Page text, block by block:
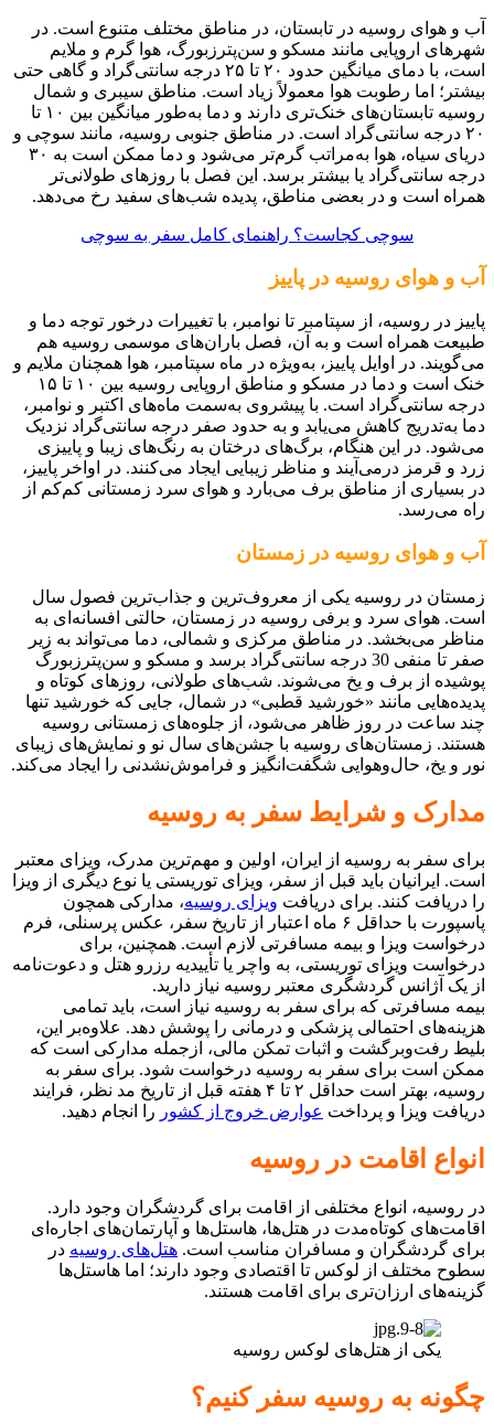
آب و هوای روسیه در تابستان، در مناطق مختلف متنوع است. در
شهرهای اروپایی مانند مسکو و سن‌پترزبورگ، هوا گرم و ملایم
است، با دمای میانگین حدود ۲۰ تا ۲۵ درجه سانتی‌گراد و گاهی حتی
بیشتر؛ اما رطوبت هوا معمولاً زیاد است. مناطق سیبری و شمال
روسیه تابستان‌های خنک‌تری دارند و دما به‌طور میانگین بین ۱۰ تا
۲۰ درجه سانتی‌گراد است. در مناطق جنوبی روسیه، مانند سوچی و
دریای سیاه، هوا به‌مراتب گرم‌تر می‌شود و دما ممکن است به ۳۰
درجه سانتی‌گراد یا بیشتر برسد. این فصل با روزهای طولانی‌تر
همراه است و در بعضی مناطق، پدیده شب‌های سفید رخ می‌دهد.
سوچی کجاست؟ راهنمای کامل سفر به سوچی
آب و هوای روسیه در پاییز
پاییز در روسیه، از سپتامبر تا نوامبر، با تغییرات درخور توجه دما و
طبیعت همراه است و به آن، فصل باران‌های موسمی روسیه هم
می‌گویند. در اوایل پاییز، به‌ویژه در ماه سپتامبر، هوا همچنان ملایم و
خنک است و دما در مسکو و مناطق اروپایی روسیه بین ۱۰ تا ۱۵
درجه سانتی‌گراد است. با پیشروی به‌سمت ماه‌های اکتبر و نوامبر،
دما به‌تدریج کاهش می‌یابد و به حدود صفر درجه سانتی‌گراد نزدیک
می‌شود. در این هنگام، برگ‌های درختان به رنگ‌های زیبا و پاییزی
زرد و قرمز درمی‌آیند و مناظر زیبایی ایجاد می‌کنند. در اواخر پاییز،
در بسیاری از مناطق برف می‌بارد و هوای سرد زمستانی کم‌کم از
راه می‌رسد.
آب و هوای روسیه در زمستان
زمستان در روسیه یکی از معروف‌ترین و جذاب‌ترین فصول سال
است. هوای سرد و برفی روسیه در زمستان، حالتی افسانه‌ای به
مناظر می‌بخشد. در مناطق مرکزی و شمالی، دما می‌تواند به زیر
صفر تا منفی 30 درجه سانتی‌گراد برسد و مسکو و سن‌پترزبورگ
پوشیده از برف و یخ می‌شوند. شب‌های طولانی، روزهای کوتاه و
پدیده‌هایی مانند «خورشید قطبی» در شمال، جایی که خورشید تنها
چند ساعت در روز ظاهر می‌شود، از جلوه‌های زمستانی روسیه
هستند. زمستان‌های روسیه با جشن‌های سال نو و نمایش‌های زیبای
نور و یخ، حال‌وهوایی شگفت‌انگیز و فراموش‌نشدنی را ایجاد می‌کند.
مدارک و شرایط سفر به روسیه
برای سفر به روسیه از ایران، اولین و مهم‌ترین مدرک، ویزای معتبر
است. ایرانیان باید قبل از سفر، ویزای توریستی یا نوع دیگری از ویزا
را دریافت کنند. برای دریافت ویزای روسیه، مدارکی همچون
پاسپورت با حداقل ۶ ماه اعتبار از تاریخ سفر، عکس پرسنلی، فرم
درخواست ویزا و بیمه مسافرتی لازم است. همچنین، برای
درخواست ویزای توریستی، به واچر یا تأییدیه رزرو هتل و دعوت‌نامه
از یک آژانس گردشگری معتبر روسیه نیاز دارید.
بیمه مسافرتی که برای سفر به روسیه نیاز است، باید تمامی
هزینه‌های احتمالی پزشکی و درمانی را پوشش دهد. علاوه‌بر این،
بلیط رفت‌وبرگشت و اثبات تمکن مالی، ازجمله مدارکی است که
ممکن است برای سفر به روسیه درخواست شود. برای سفر به
روسیه، بهتر است حداقل ۲ تا ۴ هفته قبل از تاریخ مد نظر، فرایند
دریافت ویزا و پرداخت عوارض خروج از کشور را انجام دهید.
انواع اقامت در روسیه
در روسیه، انواع مختلفی از اقامت برای گردشگران وجود دارد.
اقامت‌های کوتاه‌مدت در هتل‌ها، هاستل‌ها و آپارتمان‌های اجاره‌ای
برای گردشگران و مسافران مناسب است. هتل‌های روسیه در
سطوح مختلف از لوکس تا اقتصادی وجود دارند؛ اما هاستل‌ها
گزینه‌های ارزان‌تری برای اقامت هستند.
یکی از هتل‌های لوکس روسیه
چگونه به روسیه سفر کنیم؟